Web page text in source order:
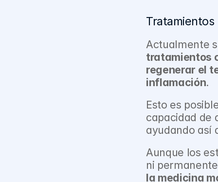
tratamientos
regenerar el
inflamación.
Esto es
capacidad de
ayudando así
Aunque los
ni
la medicina